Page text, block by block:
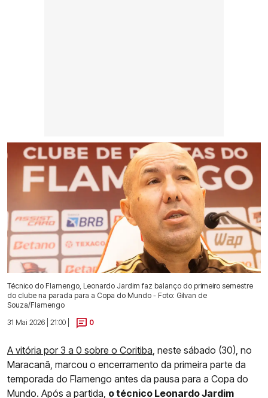
Técnico do Flamengo, Leonardo Jardim faz balanço do primeiro semestre
do clube na parada para a Copa do Mundo - Foto: Gilvan de
Souza/Flamengo
31 Mai 2026 | 21:00 |
0
A vitória por 3 a 0 sobre o Coritiba , neste sábado (30), no
Maracanã, marcou o encerramento da primeira parte da
temporada do Flamengo antes da pausa para a Copa do
Mundo. Após a partida, o técnico Leonardo Jardim